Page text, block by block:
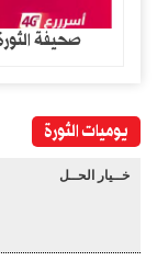
صحيفة الثورة الاحد 26 صفر
يوميات الثورة
خــيار الحــل